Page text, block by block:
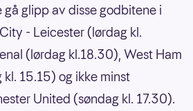
glipp av disse godbitene i
- Leicester (lørdag kl.
(lørdag kl.18.30), West Ham
15.15) og ikke minst
United (søndag kl. 17.30).